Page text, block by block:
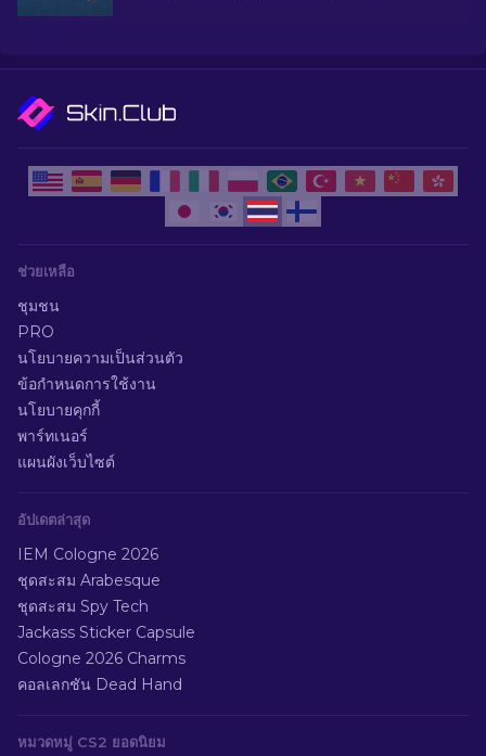
ช่วยเหลือ
ชุมชน
PRO
นโยบายความเป็นส่วนตัว
ข้อกำหนดการใช้งาน
นโยบายคุกกี้
พาร์ทเนอร์
แผนผังเว็บไซต์
อัปเดตล่าสุด
IEM Cologne 2026
ชุดสะสม Arabesque
ชุดสะสม Spy Tech
Jackass Sticker Capsule
Cologne 2026 Charms
คอลเลกชัน Dead Hand
หมวดหมู่ CS2 ยอดนิยม